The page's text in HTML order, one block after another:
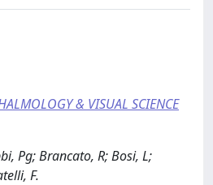
& VISUAL SCIENCE
Pg; Brancato, R; Bosi, L;
F.